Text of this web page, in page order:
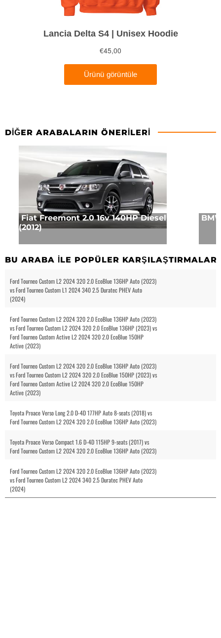
DIĞER ARABALARIN ÖNERILERI
Fiat Freemont 2.0 16v 140HP Diesel
(2012)
BU ARABA ILE POPÜLER KARŞILAŞTIRMALAR
Ford Tourneo Custom L2 2024 320 2.0 EcoBlue 136HP Auto (2023)
vs Ford Tourneo Custom L1 2024 340 2.5 Duratec PHEV Auto
(2024)
Ford Tourneo Custom L2 2024 320 2.0 EcoBlue 136HP Auto (2023)
vs Ford Tourneo Custom L2 2024 320 2.0 EcoBlue 136HP (2023) vs
Ford Tourneo Custom Active L2 2024 320 2.0 EcoBlue 150HP
Active (2023)
Ford Tourneo Custom L2 2024 320 2.0 EcoBlue 136HP Auto (2023)
vs Ford Tourneo Custom L2 2024 320 2.0 EcoBlue 150HP (2023) vs
Ford Tourneo Custom Active L2 2024 320 2.0 EcoBlue 150HP
Active (2023)
Toyota Proace Verso Long 2.0 D-4D 177HP Auto 8-seats (2018) vs
Ford Tourneo Custom L2 2024 320 2.0 EcoBlue 136HP Auto (2023)
Toyota Proace Verso Compact 1.6 D-4D 115HP 9-seats (2017) vs
Ford Tourneo Custom L2 2024 320 2.0 EcoBlue 136HP Auto (2023)
Ford Tourneo Custom L2 2024 320 2.0 EcoBlue 136HP Auto (2023)
vs Ford Tourneo Custom L2 2024 340 2.5 Duratec PHEV Auto
(2024)